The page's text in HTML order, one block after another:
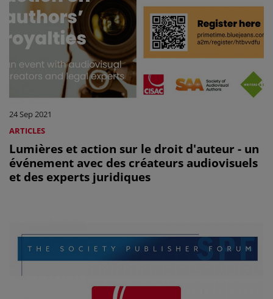
24 Sep 2021
ARTICLES
Lumières et action sur le droit d'auteur - un
événement avec des créateurs audiovisuels
et des experts juridiques